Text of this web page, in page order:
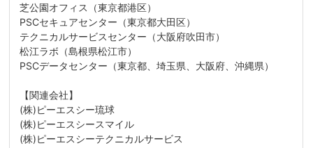
芝公園オフィス（東京都港区）
PSCセキュアセンター（東京都大田区）
テクニカルサービスセンター（大阪府吹田市）
松江ラボ（島根県松江市）
PSCデータセンター（東京都、埼玉県、大阪府、沖縄県）
【関連会社】
(株)ピーエスシー琉球
(株)ピーエスシースマイル
(株)ピーエスシーテクニカルサービス